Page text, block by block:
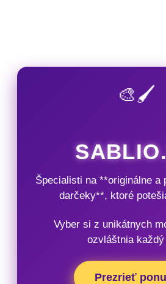
🎨🖌️
Špecialisti na **originálne a
darčeky**, ktoré
Vyber si z unikátnych
ozvláštnia každý
Prezrieť